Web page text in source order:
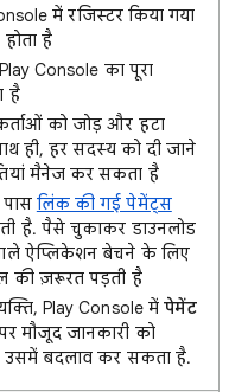
में रजिस्टर किया गया
है
Console का पूरा
है
को जोड़ और हटा
ही, हर सदस्य को दी जाने
मैनेज कर सकता है
लिंक की गई पेमेंट्स
है. पैसे चुकाकर डाउनलोड
ऐप्लिकेशन बेचने के लिए
की ज़रूरत पड़ती है
Play Console मेंपेमेंट
मौजूद जानकारी को
बदलाव कर सकता है.